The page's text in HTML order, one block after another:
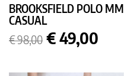
BROOKSFIELD POLO MM
CASUAL
Prezzo
base
€ 98,00 Prezzo
€ 49,00